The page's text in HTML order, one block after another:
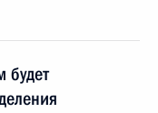
будет